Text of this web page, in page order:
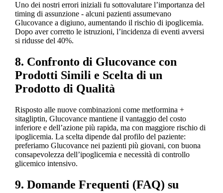
Uno dei nostri errori iniziali fu sottovalutare l’importanza del
timing di assunzione - alcuni pazienti assumevano
Glucovance a digiuno, aumentando il rischio di ipoglicemia.
Dopo aver corretto le istruzioni, l’incidenza di eventi avversi
si ridusse del 40%.
8. Confronto di Glucovance con
Prodotti Simili e Scelta di un
Prodotto di Qualità
Risposto alle nuove combinazioni come metformina +
sitagliptin, Glucovance mantiene il vantaggio del costo
inferiore e dell’azione più rapida, ma con maggiore rischio di
ipoglicemia. La scelta dipende dal profilo del paziente:
preferiamo Glucovance nei pazienti più giovani, con buona
consapevolezza dell’ipoglicemia e necessità di controllo
glicemico intensivo.
9. Domande Frequenti (FAQ) su